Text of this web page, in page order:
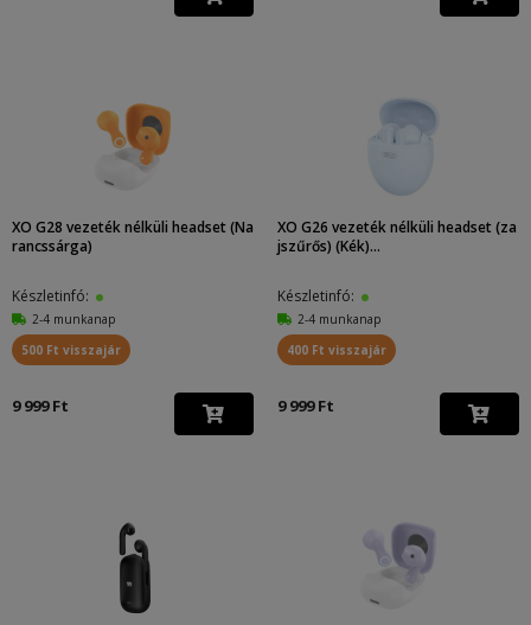
XO G28 vezeték nélküli headset (Na
rancssárga)
Készletinfó:
2-4 munkanap
500 Ft visszajár
9 999 Ft
XO G26 vezeték nélküli headset (za
jszűrős) (Kék)...
Készletinfó:
2-4 munkanap
400 Ft visszajár
9 999 Ft